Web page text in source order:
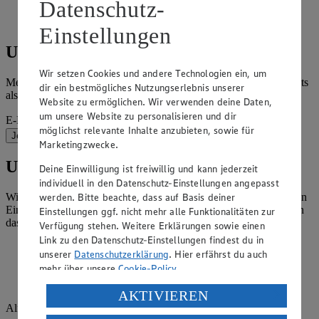
Unser Newsletter
Melde dich für unseren Newsletter an und erfahre Neuigkeiten stets
als erstes.
E-Mail-Adresse (Pflichtfeld)
Jetzt zur Anmeldung
Unser Markt
Wir lieben Lebensmittel und geben täglich unser Bestes, um deinen
Einkauf zu einem Erlebnis zu machen. Unsere anderen Märkte tun
das ebenso.
Alfred Wüstefeld
Datenschutz-
Einstellungen
Wir setzen Cookies und andere Technologien ein, um
dir ein bestmögliches Nutzungserlebnis unserer
Website zu ermöglichen. Wir verwenden deine Daten,
um unsere Website zu personalisieren und dir
möglichst relevante Inhalte anzubieten, sowie für
Marketingzwecke.
Deine Einwilligung ist freiwillig und kann jederzeit
individuell in den Datenschutz-Einstellungen angepasst
werden. Bitte beachte, dass auf Basis deiner
Einstellungen ggf. nicht mehr alle Funktionalitäten zur
Verfügung stehen. Weitere Erklärungen sowie einen
Link zu den Datenschutz-Einstellungen findest du in
unserer Datenschutzerklärung. Hier erfährst du auch
mehr über unsereCookie-Policy.
Verarbeitung deiner personenbezogenen Daten in den
USA durch Facebook und YouTube:
AKTIVIEREN